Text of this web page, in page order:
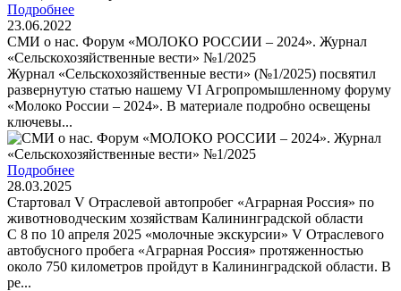
Подробнее
23.06.2022
СМИ о нас. Форум «МОЛОКО РОССИИ – 2024». Журнал
«Сельскохозяйственные вести» №1/2025
Журнал «Сельскохозяйственные вести» (№1/2025) посвятил
развернутую статью нашему VI Агропромышленному форуму
«Молоко России – 2024». В материале подробно освещены
ключевы...
Подробнее
28.03.2025
Стартовал V Отраслевой автопробег «Аграрная Россия» по
животноводческим хозяйствам Калининградской области
С 8 по 10 апреля 2025 «молочные экскурсии» V Отраслевого
автобусного пробега «Аграрная Россия» протяженностью
около 750 километров пройдут в Калининградской области. В
ре...